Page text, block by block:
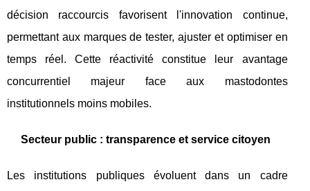
décision raccourcis favorisent l'innovation continue,
permettant aux marques de tester, ajuster et optimiser en
temps réel. Cette réactivité constitue leur avantage
concurrentiel majeur face aux mastodontes
institutionnels moins mobiles.
Secteur public : transparence et service citoyen
Les institutions publiques évoluent dans un cadre